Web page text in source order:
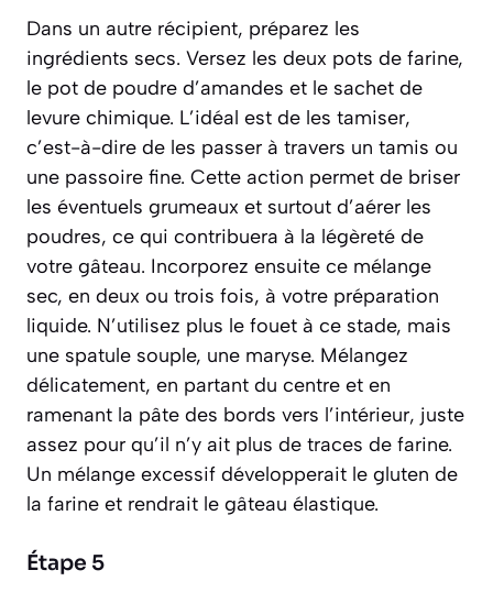
Dans un autre récipient, préparez les
ingrédients secs. Versez les deux pots de farine,
le pot de poudre d’amandes et le sachet de
levure chimique. L’idéal est de les tamiser,
c’est-à-dire de les passer à travers un tamis ou
une passoire fine. Cette action permet de briser
les éventuels grumeaux et surtout d’aérer les
poudres, ce qui contribuera à la légèreté de
votre gâteau. Incorporez ensuite ce mélange
sec, en deux ou trois fois, à votre préparation
liquide. N’utilisez plus le fouet à ce stade, mais
une spatule souple, une maryse. Mélangez
délicatement, en partant du centre et en
ramenant la pâte des bords vers l’intérieur, juste
assez pour qu’il n’y ait plus de traces de farine.
Un mélange excessif développerait le gluten de
la farine et rendrait le gâteau élastique.
Étape 5